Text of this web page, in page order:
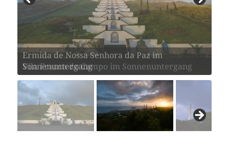
Vila Franca do Campo im Sonnenuntergang